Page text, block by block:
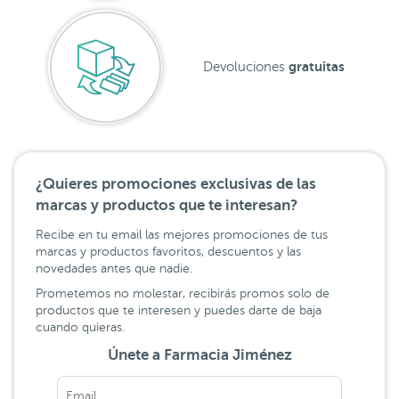
Devoluciones gratuitas
¿Quieres promociones exclusivas de las
marcas y productos que te interesan?
Recibe en tu email las mejores promociones de tus
marcas y productos favoritos, descuentos y las
novedades antes que nadie.
Prometemos no molestar, recibirás promos solo de
productos que te interesen y puedes darte de baja
cuando quieras.
Únete a Farmacia Jiménez